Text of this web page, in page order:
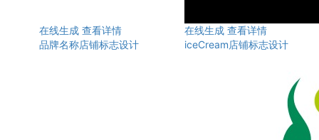
在线生成 查看详情
品牌名称店铺标志设计
在线生成 查看详情
iceCream店铺标志设计